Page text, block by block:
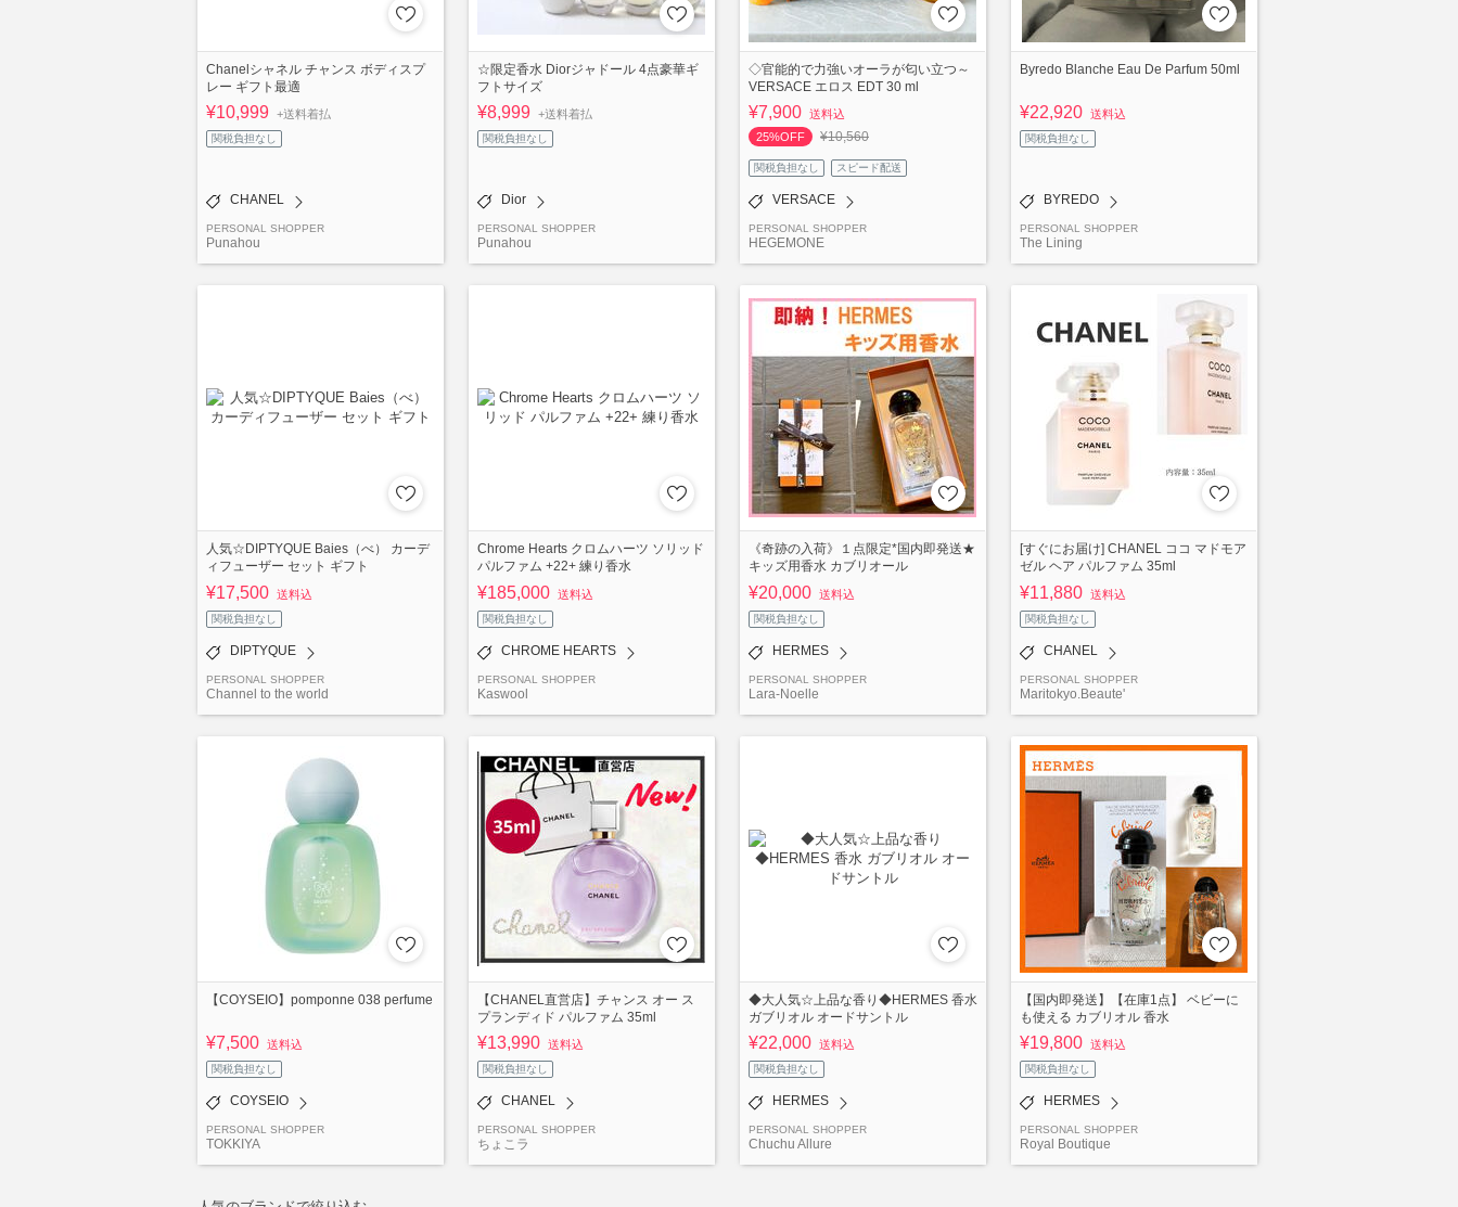
Chanelシャネル チャンス ボディスプ
レー ギフト最適
¥10,999 +送料着払
関税負担なし
CHANEL
PERSONAL SHOPPER
Punahou
☆限定香水 Diorジャドール 4点豪華ギ
フトサイズ
¥8,999 +送料着払
関税負担なし
Dior
PERSONAL SHOPPER
Punahou
◇官能的で力強いオーラが匂い立つ～
VERSACE エロス EDT 30 ml
¥7,900 送料込
25%OFF
¥10,560
関税負担なし スピード配送
VERSACE
PERSONAL SHOPPER
HEGEMONE
Byredo Blanche Eau De Parfum 50ml
¥22,920 送料込
関税負担なし
BYREDO
PERSONAL SHOPPER
The Lining
人気☆DIPTYQUE Baies（べ） カーデ
ィフューザー セット ギフト
¥17,500 送料込
関税負担なし
DIPTYQUE
PERSONAL SHOPPER
Channel to the world
Chrome Hearts クロムハーツ ソリッド
パルファム +22+ 練り香水
¥185,000 送料込
関税負担なし
CHROME HEARTS
PERSONAL SHOPPER
Kaswool
《奇跡の入荷》１点限定*国内即発送★
キッズ用香水 カブリオール
¥20,000 送料込
関税負担なし
HERMES
PERSONAL SHOPPER
Lara-Noelle
[すぐにお届け] CHANEL ココ マドモア
ゼル ヘア パルファム 35ml
¥11,880 送料込
関税負担なし
CHANEL
PERSONAL SHOPPER
Maritokyo.Beaute'
【COYSEIO】pomponne 038 perfume
¥7,500 送料込
関税負担なし
COYSEIO
PERSONAL SHOPPER
TOKKIYA
【CHANEL直営店】チャンス オー ス
プランディド パルファム 35ml
¥13,990 送料込
関税負担なし
CHANEL
PERSONAL SHOPPER
ちょこラ
◆大人気☆上品な香り◆HERMES 香水
ガブリオル オードサントル
¥22,000 送料込
関税負担なし
HERMES
PERSONAL SHOPPER
Chuchu Allure
【国内即発送】【在庫1点】 ベビーに
も使える カブリオル 香水
¥19,800 送料込
関税負担なし
HERMES
PERSONAL SHOPPER
Royal Boutique